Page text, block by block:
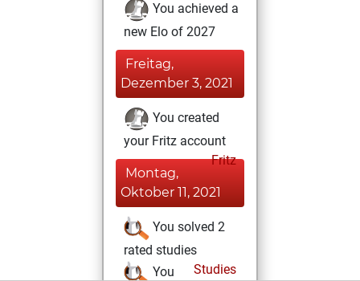
You achieved a
new Elo of 2027
Freitag,
Dezember 3, 2021
You created
your Fritz account
Fritz
Montag,
Oktober 11, 2021
You solved 2
rated studies
Studies
You